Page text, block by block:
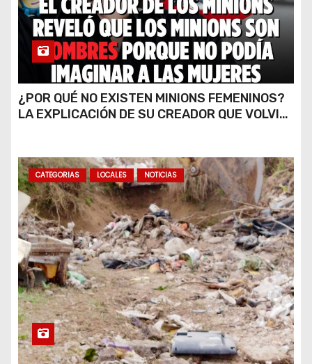
¿POR QUÉ NO EXISTEN MINIONS FEMENINOS?
LA EXPLICACIÓN DE SU CREADOR QUE VOLVIÓ
CATEGORIAS LOCALES NOTICIAS